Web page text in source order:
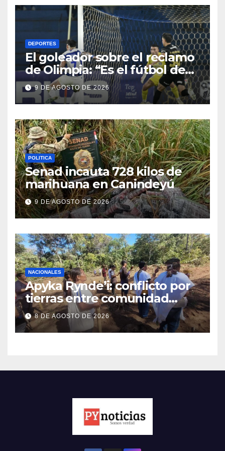
DEPORTES
El goleador sobre el reclamo
de Olimpia: “Es el fútbol de
hoy y hay que adaptarnos a
eso”
9 DE AGOSTO DE 2026
POLITICA
Senad incauta 728 kilos de
marihuana en Canindeyú
9 DE AGOSTO DE 2026
NACIONALES
Apyka Rynde’i: conflicto por
tierras entre comunidad
indígena y un estanciero
brasileño en Amambay
8 DE AGOSTO DE 2026